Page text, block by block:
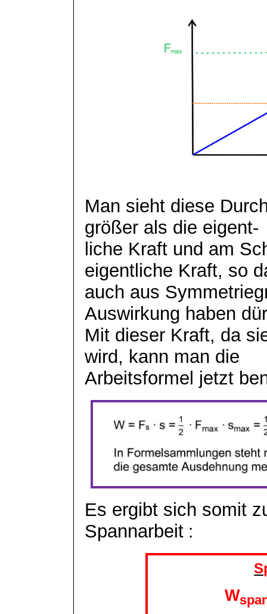
Man sieht diese
größer als die eigent-
liche Kraft und am
eigentliche Kraft, so
auch aus
Auswirkung haben
Mit dieser Kraft, da
wird, kann man die
Arbeitsformel jetzt
Es ergibt sich somit
Spannarbeit :
W